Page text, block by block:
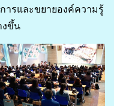
ารและขยายองค์ความรู้
งขึ้น